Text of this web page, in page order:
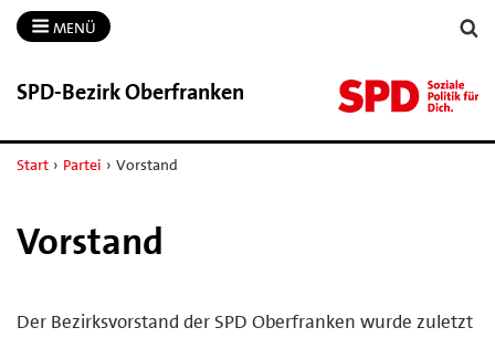
MENÜ
SPD-​Bezirk Oberfranken
Start › Partei › Vorstand
Vorstand
Der Bezirksvorstand der SPD Oberfranken wurde zuletzt